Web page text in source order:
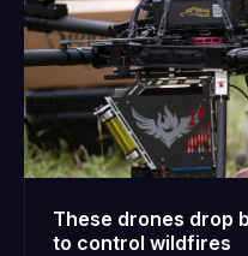
These drones drop
to control wildfires